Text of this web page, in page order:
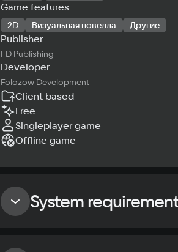
Game features
2D Визуальная новелла Другие
Publisher
FD Publishing
Developer
Folozow Development
Client based
Free
Singleplayer game
Offline game
System